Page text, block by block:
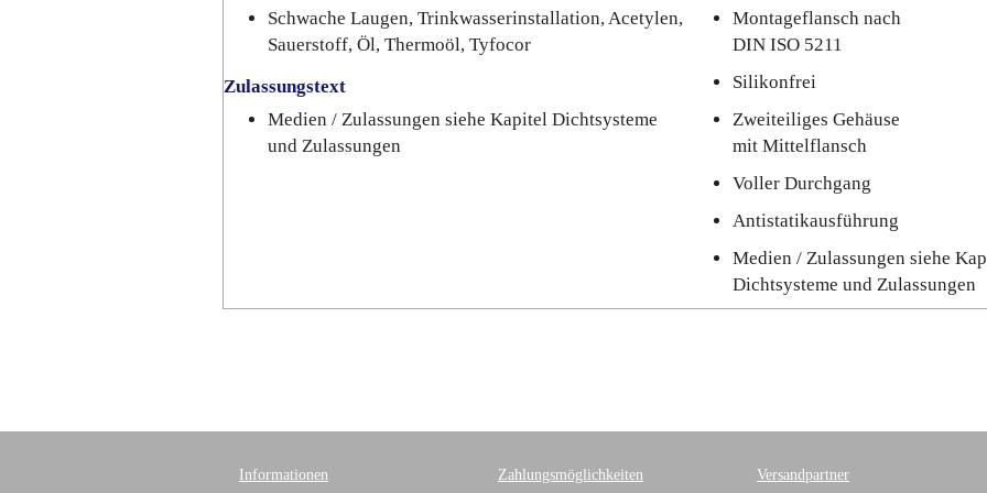
Schwache Laugen, Trinkwasserinstallation, Acetylen,
Sauerstoff, Öl, Thermoöl, Tyfocor
Montageflansch nach
DIN ISO 5211
Zulassungstext
Silikonfrei
Medien / Zulassungen siehe Kapitel Dichtsysteme
und Zulassungen
Zweiteiliges Gehäuse
mit Mittelflansch
Voller Durchgang
Antistatikausführung
Medien / Zulassungen siehe
Dichtsysteme und Zulassungen
Informationen Zahlungsmöglichkeiten Versandpartner